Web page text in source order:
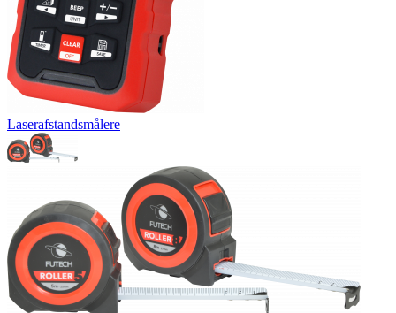
Laserafstandsmålere